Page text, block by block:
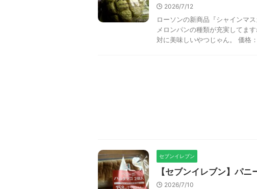
2026/7/12
ローソンの新商品『シャインマ
メロンパンの種類が充実してま
対に美味しいやつじゃん。 価格
セブンイレブン
【セブンイレブン】パ
2026/7/10